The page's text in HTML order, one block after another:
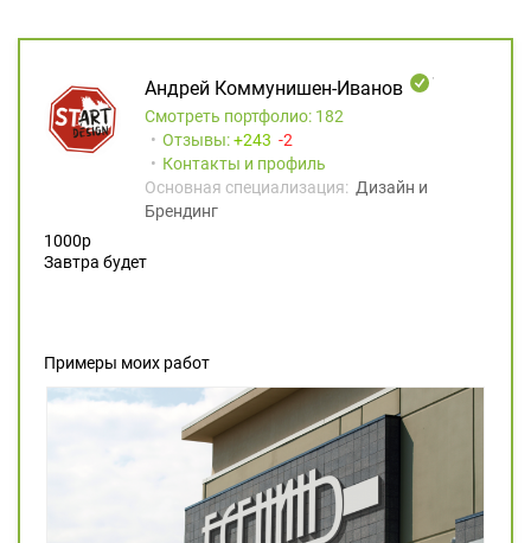
Андрей Коммунишен-Иванов
Смотреть портфолио: 182
Отзывы:
243
2
Контакты и профиль
Основная специализация: Дизайн и
Брендинг
1000р
Завтра будет
Примеры моих работ